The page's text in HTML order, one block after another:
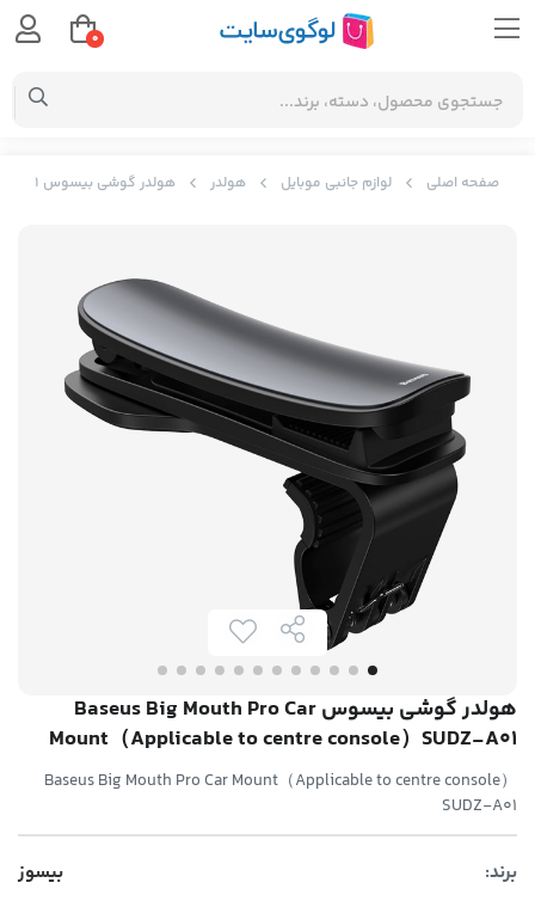
صفحه اصلی لوازم جانبی موبایل هولدر هولدر گوشی بیسوس Baseus Big Mouth Pro Car Mount（Applicable to centre console）SUDZ-A01
هولدر گوشی بیسوس Baseus Big Mouth Pro Car
Mount（Applicable to centre console）SUDZ-A01
Baseus Big Mouth Pro Car Mount（Applicable to centre console）
SUDZ-A01
برند: بیسوز
0